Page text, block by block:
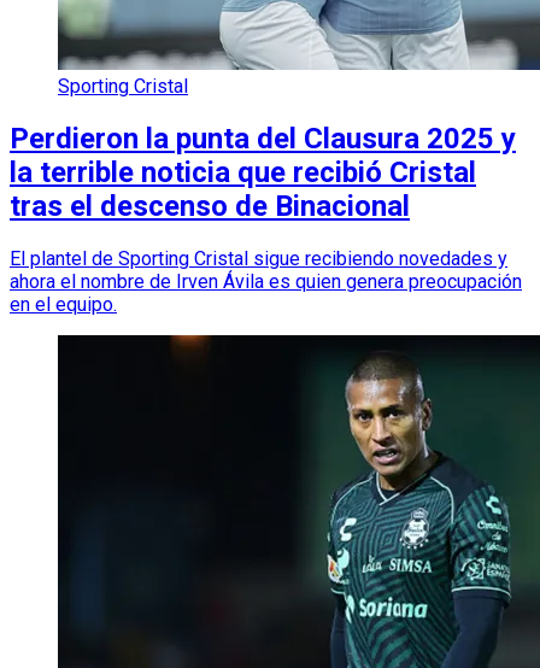
Sporting Cristal
Perdieron la punta del Clausura 2025 y
la terrible noticia que recibió Cristal
tras el descenso de Binacional
El plantel de Sporting Cristal sigue recibiendo novedades y
ahora el nombre de Irven Ávila es quien genera preocupación
en el equipo.